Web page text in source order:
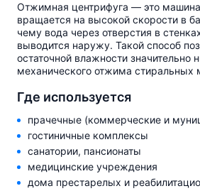
Отжимная центрифуга — это
вращается на высокой скорости в
чему вода через отверстия в
выводится наружу. Такой способ
остаточной влажности значительно
механического отжима стиральных
Где используется
прачечные (коммерческие и
гостиничные комплексы
санатории, пансионаты
медицинские учреждения
дома престарелых и